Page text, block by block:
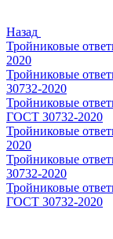
Назад
Тройниковые
2020
Тройниковые
30732-2020
Тройниковые
ГОСТ 30732-2020
Тройниковые
2020
Тройниковые
30732-2020
Тройниковые
ГОСТ 30732-2020